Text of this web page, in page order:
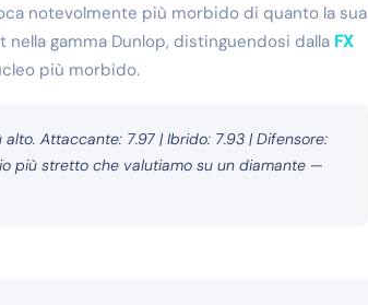
notevolmente più morbido di quanto la sua
nella gamma Dunlop, distinguendosi dalla FX
più morbido.
Attaccante: 7.97 | Ibrido: 7.93 | Difensore:
più stretto che valutiamo su un diamante —